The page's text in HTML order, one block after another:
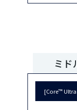
ミド
[Core™ Ultra